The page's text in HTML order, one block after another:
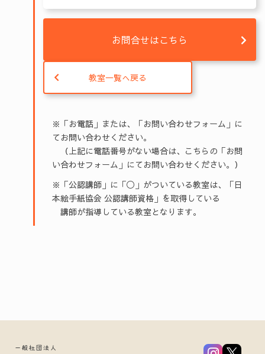
お問合せはこちら
教室一覧へ戻る
※「お電話」または、「お問い合わせフォーム」に
てお問い合わせください。
（上記に電話番号がない場合は、こちらの「お問
い合わせフォーム」にてお問い合わせください。）
※「公認講師」に「◯」がついている教室は、「日
本絵手紙協会 公認講師資格」を取得している
講師が指導している教室となります。
一般社団法人